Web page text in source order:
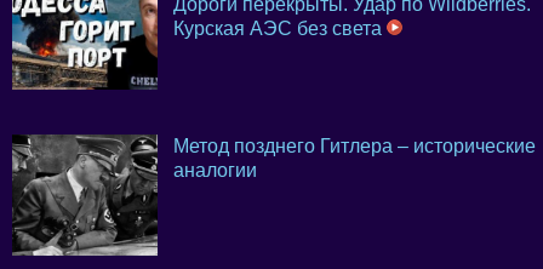
Курская АЭС без света
Метод позднего Гитлера – исторические
аналогии